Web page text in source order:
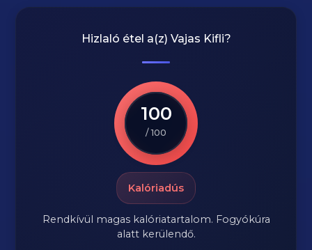
Hizlaló étel a(z) Vajas Kifli?
100
/ 100
Kalóriadús
Rendkívül magas kalóriatartalom. Fogyókúra
alatt kerülendő.